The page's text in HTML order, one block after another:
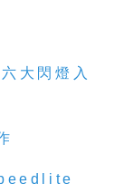
大閃燈入